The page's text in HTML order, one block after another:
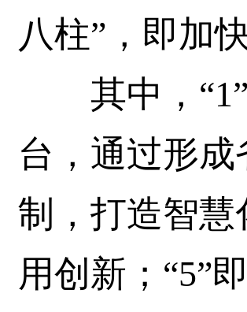
八柱”，即加
其中，“1”
台，通过形成
制，打造智
用创新；“5”